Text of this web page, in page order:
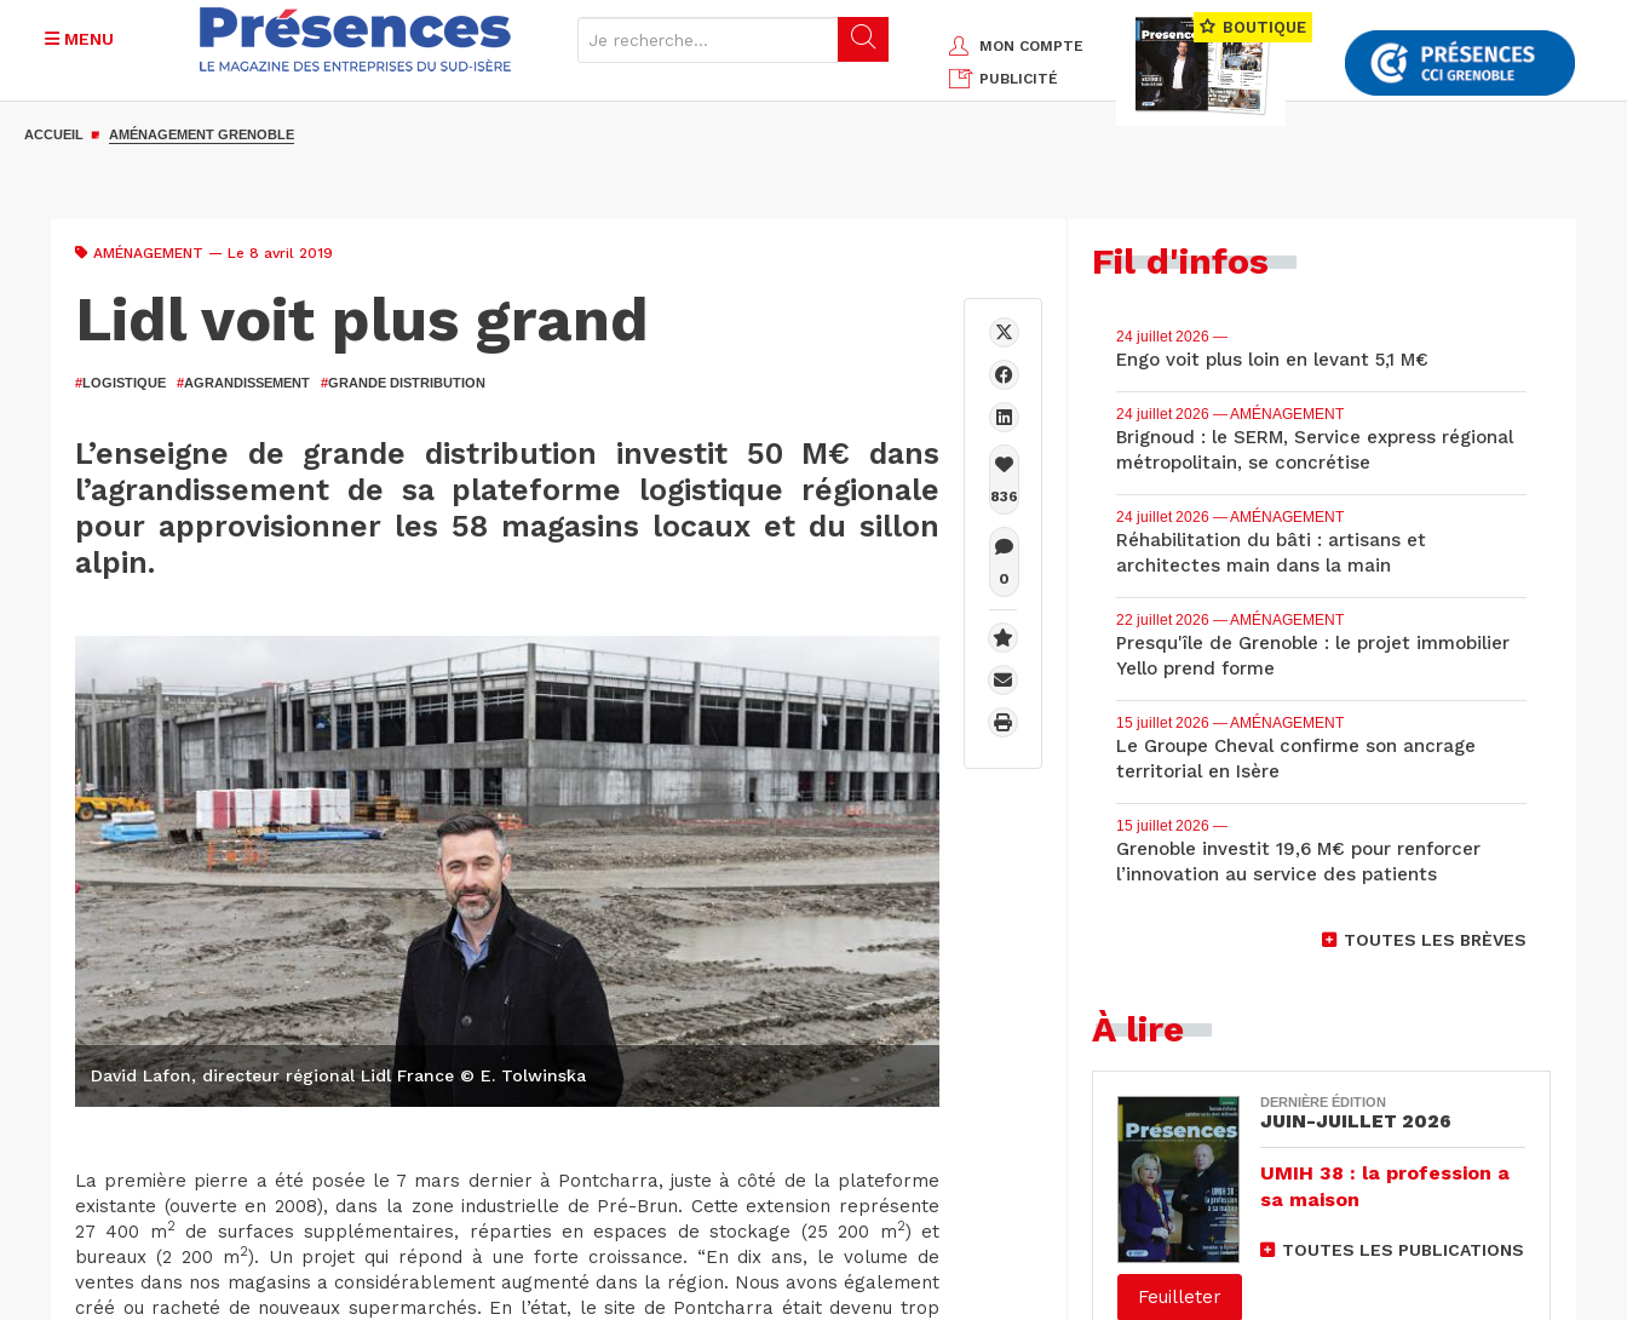
MENU
MON COMPTE
PUBLICITÉ
BOUTIQUE
ACCUEIL AMÉNAGEMENT GRENOBLE
AMÉNAGEMENT — Le 8 avril 2019
Lidl voit plus grand
#LOGISTIQUE #AGRANDISSEMENT #GRANDE DISTRIBUTION
L’enseigne de grande distribution investit 50 M€ dans
l’agrandissement de sa plateforme logistique régionale
pour approvisionner les 58 magasins locaux et du sillon
alpin.
David Lafon, directeur régional Lidl France © E. Tolwinska
La première pierre a été posée le 7 mars dernier à Pontcharra, juste à côté de la plateforme
existante (ouverte en 2008), dans la zone industrielle de Pré-Brun. Cette extension représente
27 400 m2 de surfaces supplémentaires, réparties en espaces de stockage (25 200 m2) et
bureaux (2 200 m2). Un projet qui répond à une forte croissance. “En dix ans, le volume de
ventes dans nos magasins a considérablement augmenté dans la région. Nous avons également
créé ou racheté de nouveaux supermarchés. En l’état, le site de Pontcharra était devenu trop
836
0
Fil d'infos
24 juillet 2026 —
Engo voit plus loin en levant 5,1 M€
24 juillet 2026 — AMÉNAGEMENT
Brignoud : le SERM, Service express régional
métropolitain, se concrétise
24 juillet 2026 — AMÉNAGEMENT
Réhabilitation du bâti : artisans et
architectes main dans la main
22 juillet 2026 — AMÉNAGEMENT
Presqu'île de Grenoble : le projet immobilier
Yello prend forme
15 juillet 2026 — AMÉNAGEMENT
Le Groupe Cheval confirme son ancrage
territorial en Isère
15 juillet 2026 —
Grenoble investit 19,6 M€ pour renforcer
l’innovation au service des patients
TOUTES LES BRÈVES
À lire
Feuilleter
DERNIÈRE ÉDITION
JUIN-JUILLET 2026
UMIH 38 : la profession a
sa maison
TOUTES LES PUBLICATIONS